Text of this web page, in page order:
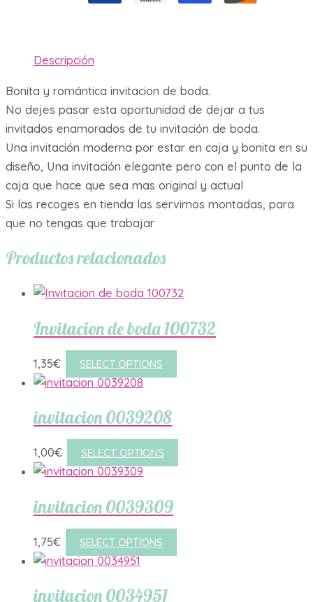
Descripción
Bonita y romántica invitacion de boda.
No dejes pasar esta oportunidad de dejar a tus
invitados enamorados de tu invitación de boda.
Una invitación moderna por estar en caja y bonita en su
diseño, Una invitación elegante pero con el punto de la
caja que hace que sea mas original y actual
Si las recoges en tienda las servimos montadas, para
que no tengas que trabajar
Productos relacionados
Invitacion de boda 100732
1,35€ SELECT OPTIONS
invitacion 0039208
1,00€ SELECT OPTIONS
invitacion 0039309
1,75€ SELECT OPTIONS
invitacion 0034951